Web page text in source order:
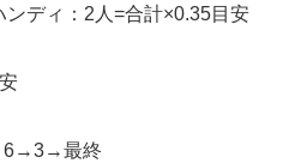
ンディ：2人=合計×0.35目安
最終